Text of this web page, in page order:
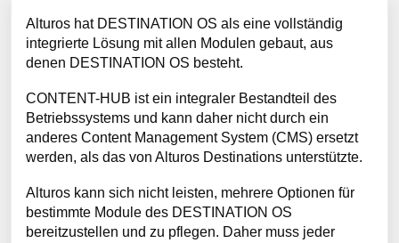
Alturos hat DESTINATION OS als eine vollständig
integrierte Lösung mit allen Modulen gebaut, aus
denen DESTINATION OS besteht.
CONTENT-HUB ist ein integraler Bestandteil des
Betriebssystems und kann daher nicht durch ein
anderes Content Management System (CMS) ersetzt
werden, als das von Alturos Destinations unterstützte.
Alturos kann sich nicht leisten, mehrere Optionen für
bestimmte Module des DESTINATION OS
bereitzustellen und zu pflegen. Daher muss jeder